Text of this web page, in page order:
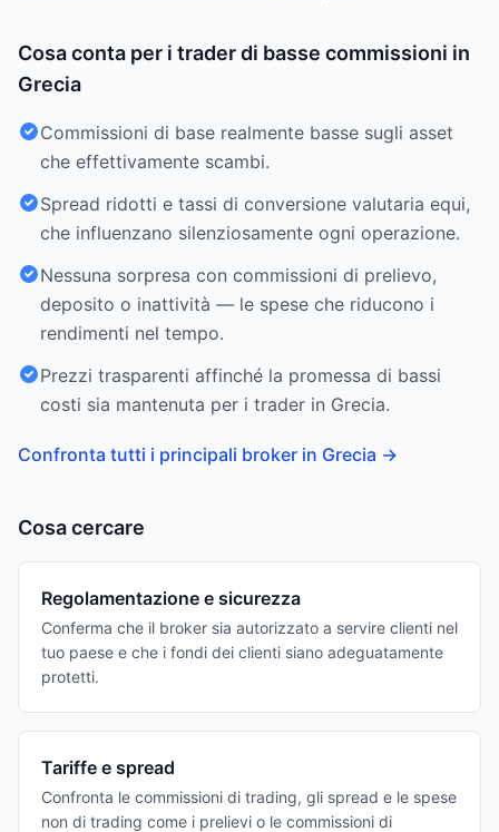
Cosa conta per i trader di basse commissioni in
Grecia
Commissioni di base realmente basse sugli asset
che effettivamente scambi.
Spread ridotti e tassi di conversione valutaria equi,
che influenzano silenziosamente ogni operazione.
Nessuna sorpresa con commissioni di prelievo,
deposito o inattività — le spese che riducono i
rendimenti nel tempo.
Prezzi trasparenti affinché la promessa di bassi
costi sia mantenuta per i trader in Grecia.
Confronta tutti i principali broker in Grecia →
Cosa cercare
Regolamentazione e sicurezza
Conferma che il broker sia autorizzato a servire clienti nel
tuo paese e che i fondi dei clienti siano adeguatamente
protetti.
Tariffe e spread
Confronta le commissioni di trading, gli spread e le spese
non di trading come i prelievi o le commissioni di